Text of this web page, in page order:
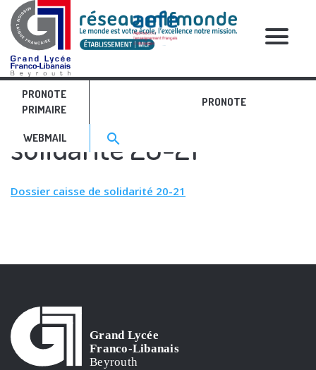
PRONOTE
PRIMAIRE
PRONOTE
WEBMAIL Search for:>
search
RELATIVE POSTS
Dossier caisse de
solidarité 20-21
Dossier caisse de solidarité 20-21